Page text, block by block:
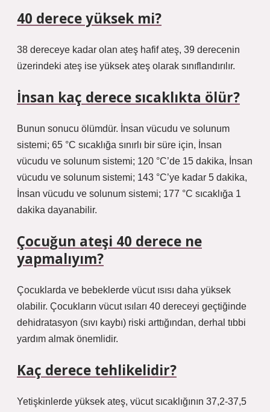
40 derece yüksek mi?
38 dereceye kadar olan ateş hafif ateş, 39 derecenin
üzerindeki ateş ise yüksek ateş olarak sınıflandırılır.
İnsan kaç derece sıcaklıkta ölür?
Bunun sonucu ölümdür. İnsan vücudu ve solunum
sistemi; 65 °C sıcaklığa sınırlı bir süre için, İnsan
vücudu ve solunum sistemi; 120 °C’de 15 dakika, İnsan
vücudu ve solunum sistemi; 143 °C’ye kadar 5 dakika,
İnsan vücudu ve solunum sistemi; 177 °C sıcaklığa 1
dakika dayanabilir.
Çocuğun ateşi 40 derece ne
yapmalıyım?
Çocuklarda ve bebeklerde vücut ısısı daha yüksek
olabilir. Çocukların vücut ısıları 40 dereceyi geçtiğinde
dehidratasyon (sıvı kaybı) riski arttığından, derhal tıbbi
yardım almak önemlidir.
Kaç derece tehlikelidir?
Yetişkinlerde yüksek ateş, vücut sıcaklığının 37,2-37,5